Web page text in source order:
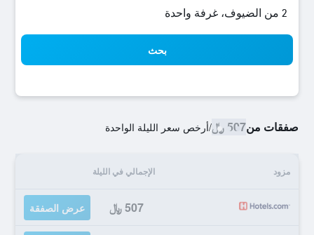
2 من الضيوف، غرفة واحدة
بحث
صفقات من507 ﷼ /أرخص سعر الليلة الواحدة
مزود الإجمالي في الليلة
507 ﷼ عرض الصفقة